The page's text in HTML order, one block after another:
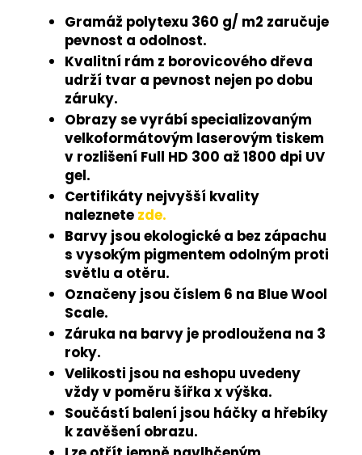
Gramáž polytexu 360 g/ m2 zaručuje
pevnost a odolnost.
Kvalitní rám z borovicového dřeva
udrží tvar a pevnost nejen po dobu
záruky.
Obrazy se vyrábí specializovaným
velkoformátovým laserovým tiskem
v rozlišení Full HD 300 až 1800 dpi UV
gel.
Certifikáty nejvyšší kvality
naleznete zde.
Barvy jsou ekologické a bez zápachu
s vysokým pigmentem odolným proti
světlu a otěru.
Označeny jsou číslem 6 na Blue Wool
Scale.
Záruka na barvy je prodloužena na 3
roky.
Velikosti jsou na eshopu uvedeny
vždy v poměru šířka x výška.
Součástí balení jsou háčky a hřebíky
k zavěšení obrazu.